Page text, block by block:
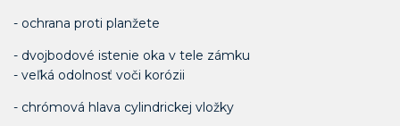
- ochrana proti planžete
- dvojbodové istenie oka v tele zámku
- veľká odolnosť voči korózii
- chrómová hlava cylindrickej vložky